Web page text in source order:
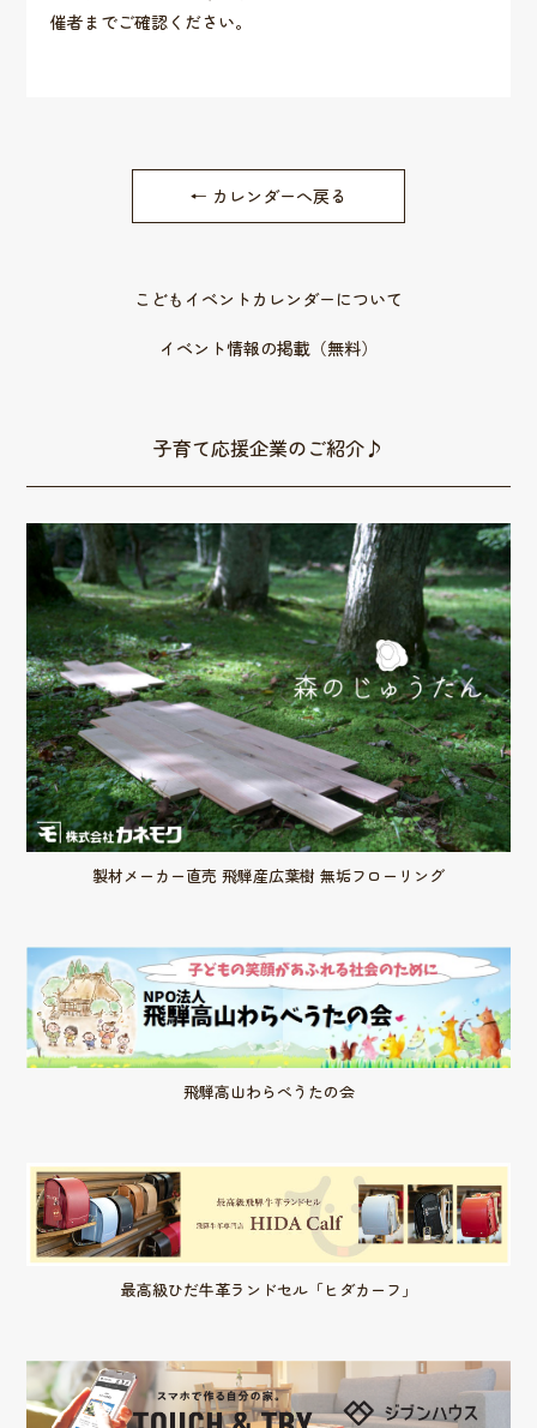
催者までご確認ください。
← カレンダーへ戻る
こどもイベントカレンダーについて
イベント情報の掲載（無料）
子育て応援企業のご紹介♪
製材メーカー直売 飛騨産広葉樹 無垢フローリング
飛騨高山わらべうたの会
最高級ひだ牛革ランドセル「ヒダカーフ」